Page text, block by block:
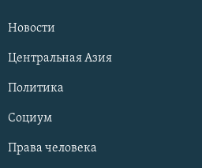
Новости
Центральная Азия
Политика
Социум
Права человека